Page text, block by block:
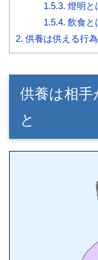
1.5.3. 燈明と
1.5.4. 飲食と
2. 供養は供える行
供養は相手
と